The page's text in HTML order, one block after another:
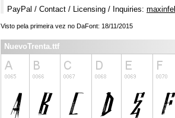
PayPal / Contact / Licensing / Inquiries:
Visto pela primeira vez no DaFont: 18/11/2015
NuevoTrenta.ttf